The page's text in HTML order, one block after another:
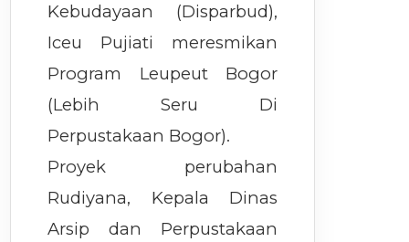
Kebudayaan (Disparbud),
Iceu Pujiati meresmikan
Program Leupeut Bogor
(Lebih Seru Di
Perpustakaan Bogor).
Proyek perubahan
Rudiyana, Kepala Dinas
Arsip dan Perpustakaan